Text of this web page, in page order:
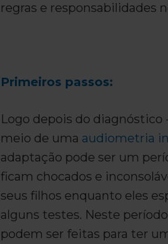
regras e responsabilidades
Primeiros passos:
Logo depois do
meio de uma audiometria
adaptação pode ser um
ficam chocados e
seus filhos enquanto eles
alguns testes. Neste
podem ser feitas para ter